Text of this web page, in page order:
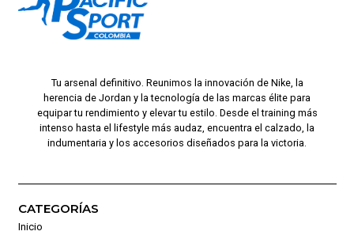
Tu arsenal definitivo. Reunimos la innovación de Nike, la
herencia de Jordan y la tecnología de las marcas élite para
equipar tu rendimiento y elevar tu estilo. Desde el training más
intenso hasta el lifestyle más audaz, encuentra el calzado, la
indumentaria y los accesorios diseñados para la victoria.
CATEGORÍAS
Inicio